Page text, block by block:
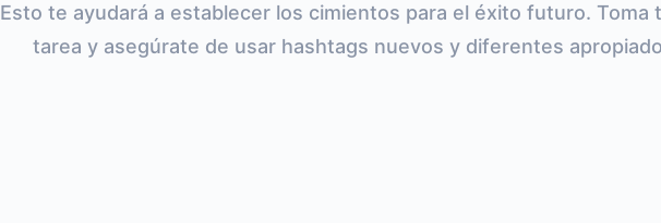
Esto te ayudará a establecer los cimientos para el éxito futuro. Toma
tarea y asegúrate de usar hashtags nuevos y diferentes